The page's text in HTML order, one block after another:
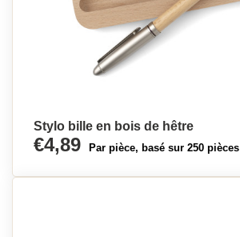
Stylo bille en bois de hêtre
€4,89 Par pièce, basé sur 250 pièces